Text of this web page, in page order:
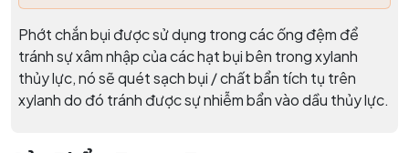
Phớt chắn bụi được sử dụng trong các ống đệm để
tránh sự xâm nhập của các hạt bụi bên trong xylanh
thủy lực, nó sẽ quét sạch bụi / chất bẩn tích tụ trên
xylanh do đó tránh được sự nhiễm bẩn vào dầu thủy lực.